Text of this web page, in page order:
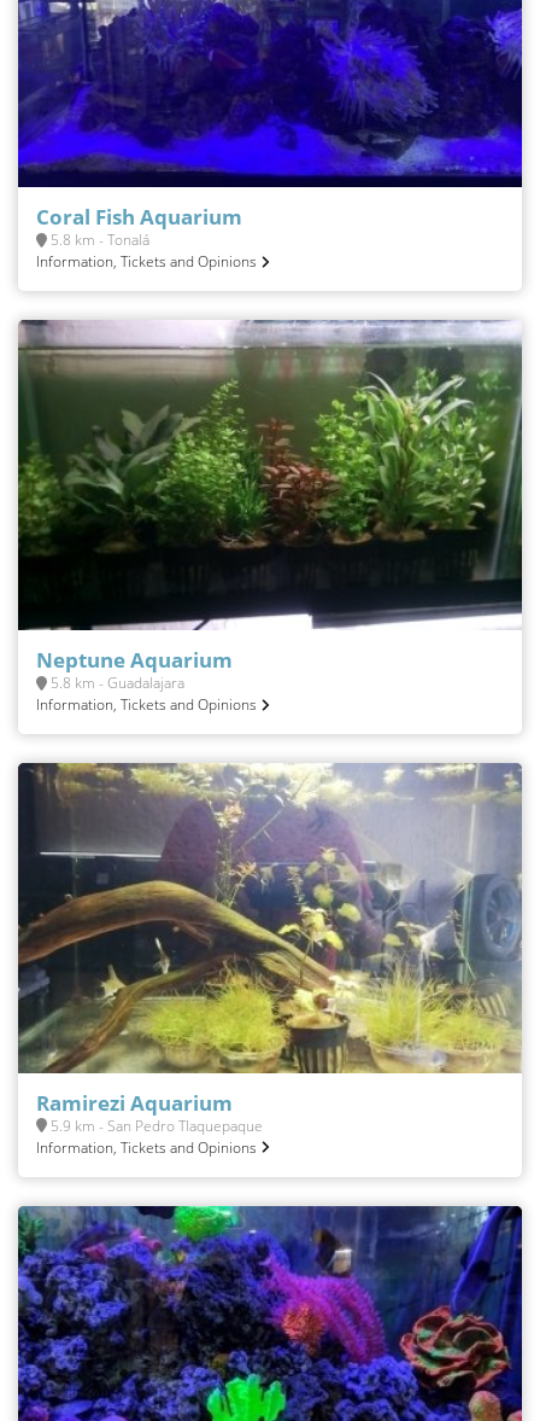
Coral Fish Aquarium
5.8 km - Tonalá
Information, Tickets and Opinions
Neptune Aquarium
5.8 km - Guadalajara
Information, Tickets and Opinions
Ramirezi Aquarium
5.9 km - San Pedro Tlaquepaque
Information, Tickets and Opinions